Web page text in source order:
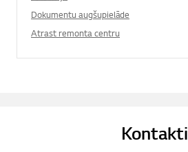
Dokumentu augšupielāde
Atrast remonta centru
Kontakti